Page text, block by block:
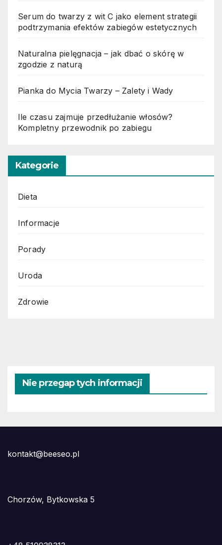
Serum do twarzy z wit C jako element strategii
podtrzymania efektów zabiegów estetycznych
Naturalna pielęgnacja – jak dbać o skórę w
zgodzie z naturą
Pianka do Mycia Twarzy – Zalety i Wady
Ile czasu zajmuje przedłużanie włosów?
Kompletny przewodnik po zabiegu
Kategorie
Dieta
Informacje
Porady
Uroda
Zdrowie
Nie przegap tych informacji
kontakt@beeseo.pl
Chorzów, Bytkowska 5